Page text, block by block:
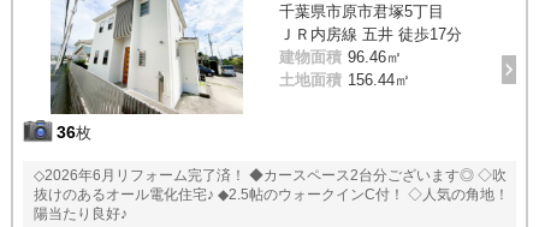
36枚
千葉県市原市君塚5丁目
ＪＲ内房線 五井 徒歩17分
建物面積 96.46㎡
土地面積 156.44㎡
◇2026年6月リフォーム完了済！ ◆カースペース2台分ございます◎ ◇吹
抜けのあるオール電化住宅♪ ◆2.5帖のウォークインC付！ ◇人気の角地！
陽当たり良好♪